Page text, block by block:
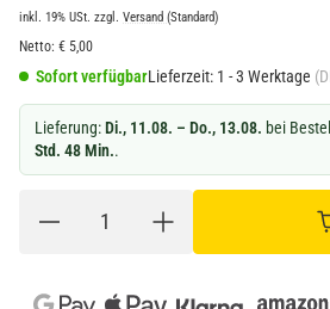
inkl. 19% USt. zzgl. Versand (Standard)
Netto: € 5,00
Sofort verfügbarLieferzeit: 1 - 3 Werktage
Lieferung:Di., 11.08. – Do., 13.08. bei
Std. 48 Min..